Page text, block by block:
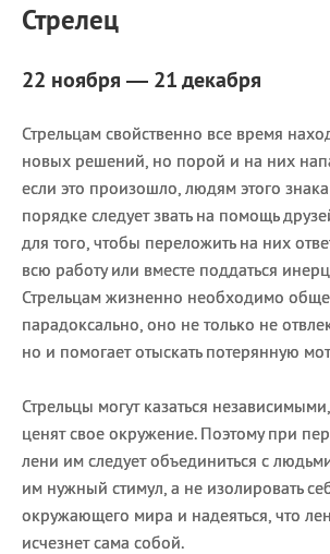
Стрелец
22 ноября — 21 декабря
Стрельцам свойственно все время
новых решений, но порой и на них
если это произошло, людям этого
порядке следует звать на помощь
для того, чтобы переложить на них
всю работу или вместе поддаться
Стрельцам жизненно необходимо
парадоксально, оно не только не
но и помогает отыскать потерянную
Стрельцы могут казаться
ценят свое окружение. Поэтому при
лени им следует объединиться с
им нужный стимул, а не изолировать
окружающего мира и надеяться, что
исчезнет сама собой.